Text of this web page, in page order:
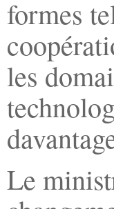
formes
les
Le